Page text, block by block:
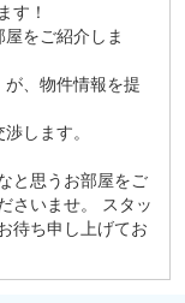
す！
をご紹介しま
、物件情報を提
します。
と思うお部屋をご
さいませ。 スタッ
待ち申し上げてお